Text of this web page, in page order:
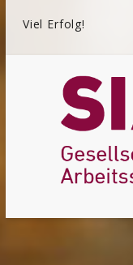
Viel Erfolg!